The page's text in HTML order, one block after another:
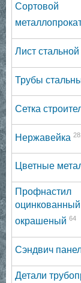
Сортовой
Лист стальной
Трубы
Сетка
Нержавейка
Цветные
Профнастил
окрашеный 64
Сэндвич
Детали